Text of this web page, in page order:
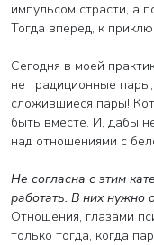
импульсом страсти, а
Тогда вперед, к
Сегодня в моей
не традиционные
сложившиеся пары!
быть вместе. И, дабы
над отношениями с
Не согласна с этим
работать. В них нужно
Отношения, глазами
только тогда, когда